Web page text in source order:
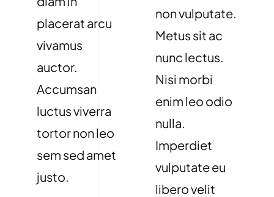
placerat arcu
vivamus
auctor.
Accumsan
luctus viverra
tortor non leo
sem sed amet
justo.
non vulputate.
Metus sit ac
nunc lectus.
Nisi morbi
enim leo odio
nulla.
Imperdiet
vulputate eu
libero velit